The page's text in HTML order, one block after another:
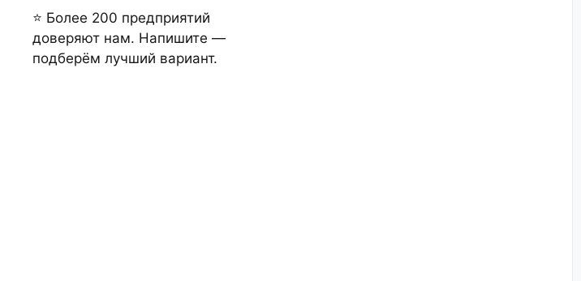
⭐ Более 200 предприятий
доверяют нам. Напишите —
подберём лучший вариант.